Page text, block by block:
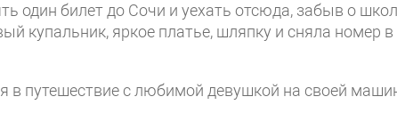
один билет до Сочи и уехать отсюда, забыв о
купальник, яркое платье, шляпку и сняла номер в
в путешествие c любимой девушкой на своей